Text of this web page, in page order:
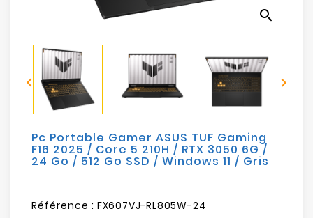
Mobilités
Loisirs
search
 
Pc Portable Gamer ASUS TUF Gaming
F16 2025 / Core 5 210H / RTX 3050 6G /
24 Go / 512 Go SSD / Windows 11 / Gris
Référence : FX607VJ-RL805W-24